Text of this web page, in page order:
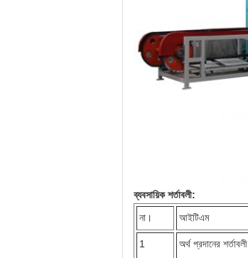
ব্যবসায়িক শর্তাবলী:
না।
আইটিএম
1 অর্থ প্রদানের শর্তাবলী